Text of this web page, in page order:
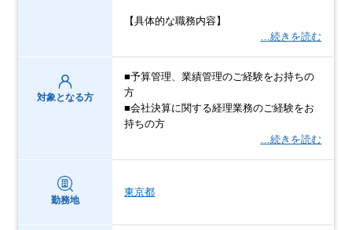
【具体的な職務内容】
…続きを読む
対象となる方
■予算管理、業績管理のご経験をお持ちの
方
■会社決算に関する経理業務のご経験をお
持ちの方
…続きを読む
勤務地
東京都